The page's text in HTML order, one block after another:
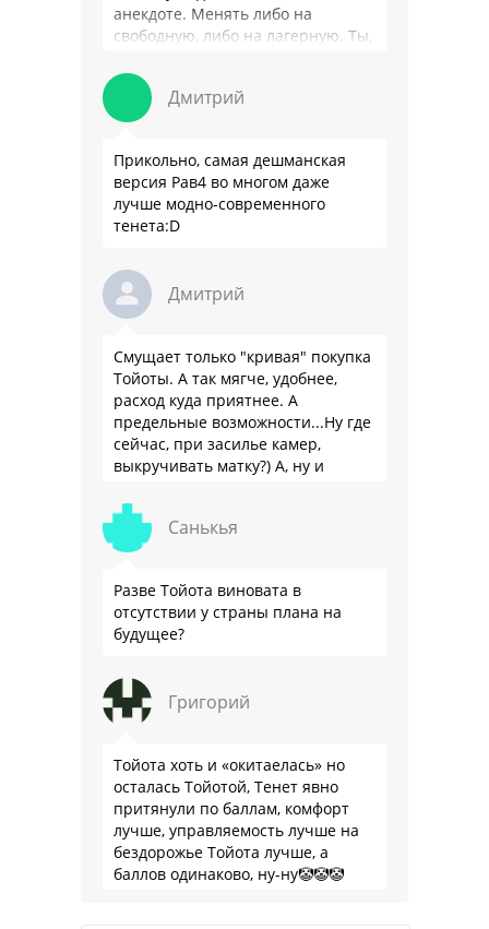
анекдоте. Менять либо на
свободную, либо на лагерную. Ты,
Дмитрий
Прикольно, самая дешманская
версия Рав4 во многом даже
лучше модно-современного
тенета:D
Дмитрий
Смущает только "кривая" покупка
Тойоты. А так мягче, удобнее,
расход куда приятнее. А
предельные возможности...Ну где
сейчас, при засилье камер,
выкручивать матку?) А, ну и
забываем.
Санькья
Разве Тойота виновата в
отсутствии у страны плана на
будущее?
Григорий
Тойота хоть и «окитаелась» но
осталась Тойотой, Тенет явно
притянули по баллам, комфорт
лучше, управляемость лучше на
бездорожье Тойота лучше, а
баллов одинаково, ну-ну🤡🤡🤡